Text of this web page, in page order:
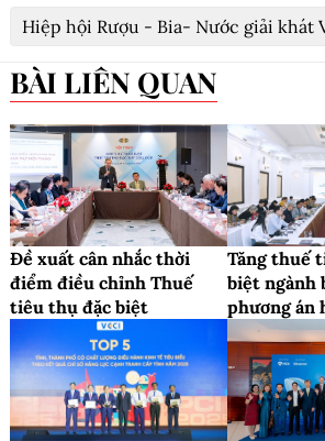
Hiệp hội Rượu - Bia- Nước giải khát
BÀI LIÊN QUAN
Đề xuất cân nhắc thời
điểm điều chỉnh Thuế
tiêu thụ đặc biệt
Tăng thuế
biệt ngành
phương án